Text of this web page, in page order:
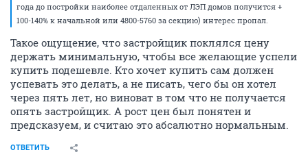
года до постройки наиболее отдаленных от ЛЭП домов получится +
100-140% к начальной или 4800-5760 за секцию) интерес пропал.
Такое ощущение, что застройщик поклялся цену
держать минимальную, чтобы все желающие успели
купить подешевле. Кто хочет купить сам должен
успевать это делать, а не писать, чего бы он хотел
через пять лет, но виноват в том что не получается
опять застройщик. А рост цен был понятен и
предсказуем, и считаю это абсалютно нормальным.
ОТВЕТИТЬ